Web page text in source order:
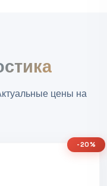
цены на
-20%